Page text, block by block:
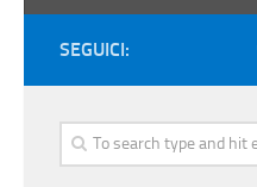
SEGUICI: